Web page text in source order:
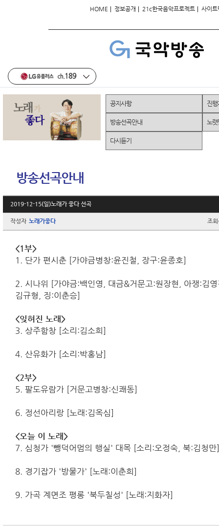
HOME | 정보공개 | 21c한국음악프로젝트 | 사이트
방송선곡안내
2019-12-15(일)노래가 좋다 선곡
작성자 노래가좋다 조
<1부>
1. 단가 편시춘 [가야금병창:윤진철, 장구:윤종호]
2. 시나위 [가야금:백인영, 대금&거문고:원장현, 아쟁:김
김규형, 징:이춘승]
<잊혀진 노래>
3. 상주함창 [소리:김소희]
4. 산유화가 [소리:박홍남]
<2부>
5. 팔도유람가 [거문고병창:신쾌동]
6. 정선아리랑 [노래:김옥심]
<오늘 이 노래>
7. 심청가 '뺑덕어멈의 행실' 대목 [소리:오정숙, 북:김청만
8. 경기잡가 '방물가' [노래:이춘희]
9. 가곡 계면조 평롱 '북두칠성' [노래:지화자]
공지사항 진
방송선곡안내 노랫
다시듣기